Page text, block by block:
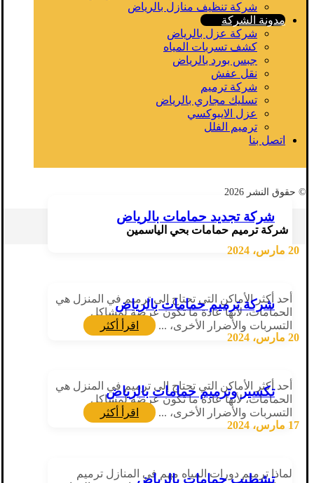
شركة تنظيف منازل بالرياض
مدونة الشركة
شركة عزل بالرياض
كشف تسربات المياه
جبس بورد بالرياض
نقل عفش
شركة ترميم
تسليك مجاري بالرياض
عزل الايبوكسي
ترميم الفلل
اتصل بنا
© حقوق النشر 2026
شركة ترميم حمامات بحي الياسمين
شركة تجديد حمامات بالرياض
20 مارس، 2024
أحد أكثر الأماكن التي تحتاج إلى ترميم في المنزل هي
الحمامات، لأنها عادة ما تكون عرضة لمشاكل
التسربات والأضرار الأخرى، ...
اقرأ أكثر
شركة ترميم حمامات بالرياض
20 مارس، 2024
أحد أكثر الأماكن التي تحتاج إلى ترميم في المنزل هي
الحمامات، لأنها عادة ما تكون عرضة لمشاكل
التسربات والأضرار الأخرى، ...
اقرأ أكثر
تكسير وترميم حمامات بالرياض
17 مارس، 2024
لماذا ترميم دورات المياه مهم في المنازل ترميم
تشطيب حمامات بالرياض